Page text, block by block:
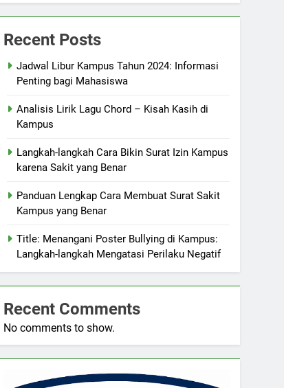
Recent Posts
Jadwal Libur Kampus Tahun 2024: Informasi
Penting bagi Mahasiswa
Analisis Lirik Lagu Chord – Kisah Kasih di
Kampus
Langkah-langkah Cara Bikin Surat Izin Kampus
karena Sakit yang Benar
Panduan Lengkap Cara Membuat Surat Sakit
Kampus yang Benar
Title: Menangani Poster Bullying di Kampus:
Langkah-langkah Mengatasi Perilaku Negatif
Recent Comments
No comments to show.